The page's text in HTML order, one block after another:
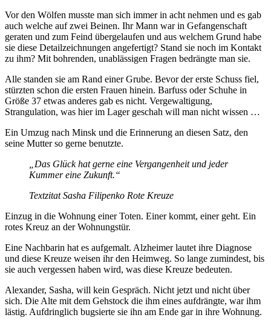
Vor den Wölfen musste man sich immer in acht nehmen und es gab
auch welche auf zwei Beinen. Ihr Mann war in Gefangenschaft
geraten und zum Feind übergelaufen und aus welchem Grund habe
sie diese Detailzeichnungen angefertigt? Stand sie noch im Kontakt
zu ihm? Mit bohrenden, unablässigen Fragen bedrängte man sie.
Alle standen sie am Rand einer Grube. Bevor der erste Schuss fiel,
stürzten schon die ersten Frauen hinein. Barfuss oder Schuhe in
Größe 37 etwas anderes gab es nicht. Vergewaltigung,
Strangulation, was hier im Lager geschah will man nicht wissen …
Ein Umzug nach Minsk und die Erinnerung an diesen Satz, den
seine Mutter so gerne benutzte.
„Das Glück hat gerne eine Vergangenheit und jeder
Kummer eine Zukunft.“
Textzitat Sasha Filipenko Rote Kreuze
Einzug in die Wohnung einer Toten. Einer kommt, einer geht. Ein
rotes Kreuz an der Wohnungstür.
Eine Nachbarin hat es aufgemalt. Alzheimer lautet ihre Diagnose
und diese Kreuze weisen ihr den Heimweg. So lange zumindest, bis
sie auch vergessen haben wird, was diese Kreuze bedeuten.
Alexander, Sasha, will kein Gespräch. Nicht jetzt und nicht über
sich. Die Alte mit dem Gehstock die ihm eines aufdrängte, war ihm
lästig. Aufdringlich bugsierte sie ihn am Ende gar in ihre Wohnung.